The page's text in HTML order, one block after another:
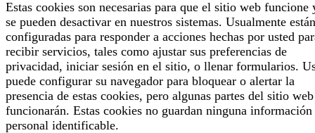
Estas cookies son necesarias para que el sitio web funcione
se pueden desactivar en nuestros sistemas. Usualmente están
configuradas para responder a acciones hechas por usted
recibir servicios, tales como ajustar sus preferencias de
privacidad, iniciar sesión en el sitio, o llenar formularios.
puede configurar su navegador para bloquear o alertar la
presencia de estas cookies, pero algunas partes del sitio
funcionarán. Estas cookies no guardan ninguna información
personal identificable.